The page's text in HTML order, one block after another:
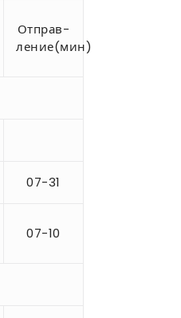
Отправ-
ление(мин)
07-31
07-10